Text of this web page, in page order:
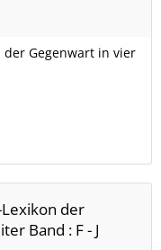
der Gegenwart in vier